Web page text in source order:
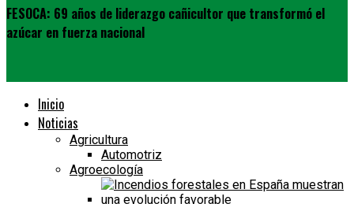
FESOCA: 69 años de liderazgo cañicultor que transformó el
azúcar en fuerza nacional
Inicio
Noticias
Agricultura
Automotriz
Agroecología